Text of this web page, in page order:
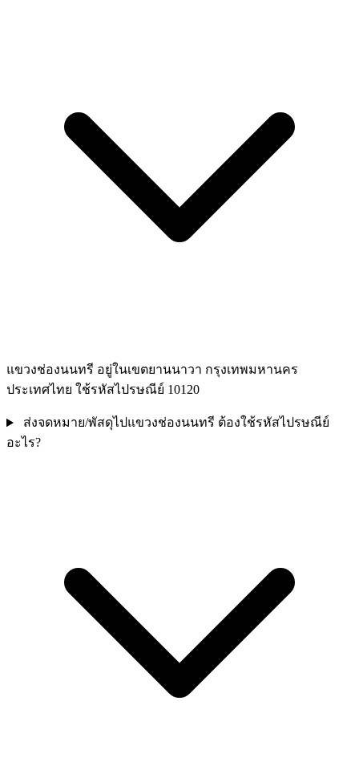
แขวงช่องนนทรี อยู่ในเขตยานนาวา กรุงเทพมหานคร
ประเทศไทย ใช้รหัสไปรษณีย์ 10120
ส่งจดหมาย/พัสดุไปแขวงช่องนนทรี ต้องใช้รหัสไปรษณีย์
อะไร?